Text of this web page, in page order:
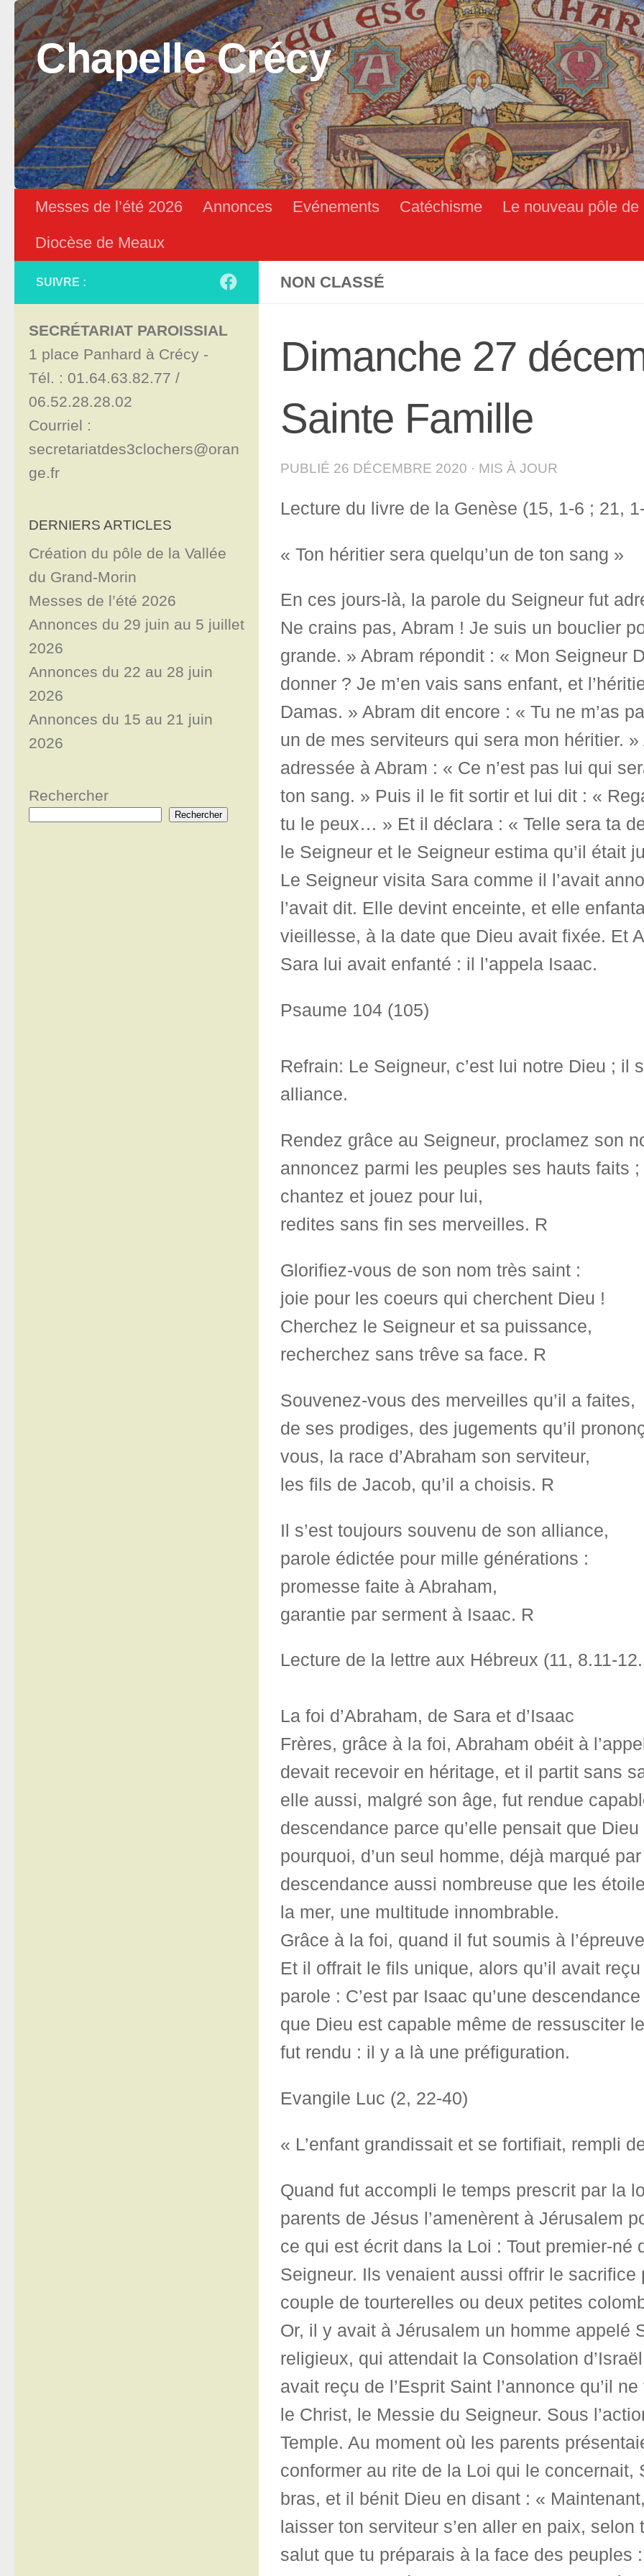
Skip to content
Chapelle Crécy
Messes de l’été 2026 Annonces Evénements Catéchisme
Le nouveau pôle
Diocèse de Meaux
NON CLASSÉ
Dimanche 27
Sainte Famille
PUBLIÉ 26 DÉCEMBRE 2020 · MIS À JOUR
Lecture du livre de la Genèse (15, 1-6 ; 21,
« Ton héritier sera quelqu’un de ton sang »
En ces jours-là, la parole du Seigneur fut
Ne crains pas, Abram ! Je suis un bouclier
grande. » Abram répondit : « Mon Seigneur
donner ? Je m’en vais sans enfant, et
Damas. » Abram dit encore : « Tu ne m’as
un de mes serviteurs qui sera mon héritier.
adressée à Abram : « Ce n’est pas lui qui
ton sang. » Puis il le fit sortir et lui dit : «
tu le peux… » Et il déclara : « Telle sera ta
le Seigneur et le Seigneur estima qu’il était
Le Seigneur visita Sara comme il l’avait
l’avait dit. Elle devint enceinte, et elle
vieillesse, à la date que Dieu avait fixée. Et
Sara lui avait enfanté : il l’appela Isaac.
Psaume 104 (105)
Refrain: Le Seigneur, c’est lui notre Dieu ; il
alliance.
Rendez grâce au Seigneur, proclamez son
annoncez parmi les peuples ses hauts faits ;
chantez et jouez pour lui,
redites sans fin ses merveilles. R
Glorifiez-vous de son nom très saint :
joie pour les coeurs qui cherchent Dieu !
Cherchez le Seigneur et sa puissance,
recherchez sans trêve sa face. R
Souvenez-vous des merveilles qu’il a faites,
de ses prodiges, des jugements qu’il
vous, la race d’Abraham son serviteur,
les fils de Jacob, qu’il a choisis. R
Il s’est toujours souvenu de son alliance,
parole édictée pour mille générations :
promesse faite à Abraham,
garantie par serment à Isaac. R
Lecture de la lettre aux Hébreux (11, 8.11-
La foi d’Abraham, de Sara et d’Isaac
Frères, grâce à la foi, Abraham obéit à
devait recevoir en héritage, et il partit sans
elle aussi, malgré son âge, fut rendue
descendance parce qu’elle pensait que
pourquoi, d’un seul homme, déjà marqué
descendance aussi nombreuse que les
la mer, une multitude innombrable.
Grâce à la foi, quand il fut soumis à
Et il offrait le fils unique, alors qu’il avait
parole : C’est par Isaac qu’une
que Dieu est capable même de ressusciter
fut rendu : il y a là une préfiguration.
Evangile Luc (2, 22-40)
« L’enfant grandissait et se fortifiait, rempli
Quand fut accompli le temps prescrit par la
parents de Jésus l’amenèrent à Jérusalem
ce qui est écrit dans la Loi : Tout premier-
Seigneur. Ils venaient aussi offrir le
couple de tourterelles ou deux petites
Or, il y avait à Jérusalem un homme appelé
religieux, qui attendait la Consolation
avait reçu de l’Esprit Saint l’annonce qu’il
le Christ, le Messie du Seigneur. Sous
Temple. Au moment où les parents
conformer au rite de la Loi qui le concernait,
bras, et il bénit Dieu en disant : «
laisser ton serviteur s’en aller en paix,
salut que tu préparais à la face des peuples
SUIVRE :
SECRÉTARIAT PAROISSIAL
1 place Panhard à Crécy -
Tél. : 01.64.63.82.77 /
06.52.28.28.02
Courriel :
secretariatdes3clochers@oran
ge.fr
DERNIERS ARTICLES
Création du pôle de la Vallée
du Grand-Morin
Messes de l’été 2026
Annonces du 29 juin au 5 juillet
2026
Annonces du 22 au 28 juin
2026
Annonces du 15 au 21 juin
2026
Rechercher
Rechercher